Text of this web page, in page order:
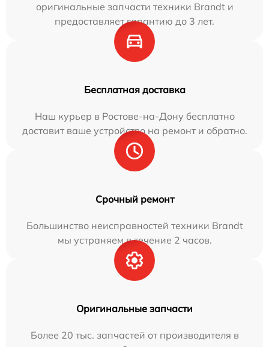
оригинальные запчасти техники Brandt и
предоставляет гарантию до 3 лет.
Бесплатная доставка
Наш курьер в Ростове-на-Дону бесплатно
доставит ваше устройство на ремонт и обратно.
Срочный ремонт
Большинство неисправностей техники Brandt
мы устраняем в течение 2 часов.
Оригинальные запчасти
Более 20 тыс. запчастей от производителя в